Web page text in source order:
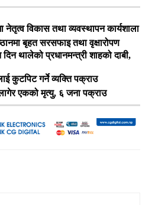
नेतृत्व विकास तथा व्यवस्थापन कार्यशाला
बृहत सरसफाइ तथा वृक्षारोपण
दिन थालेको प्रधानमन्त्री शाहको दाबी,
कुटपिट गर्ने व्यक्ति पक्राउ
एकको मृत्यु, ६ जना पक्राउ